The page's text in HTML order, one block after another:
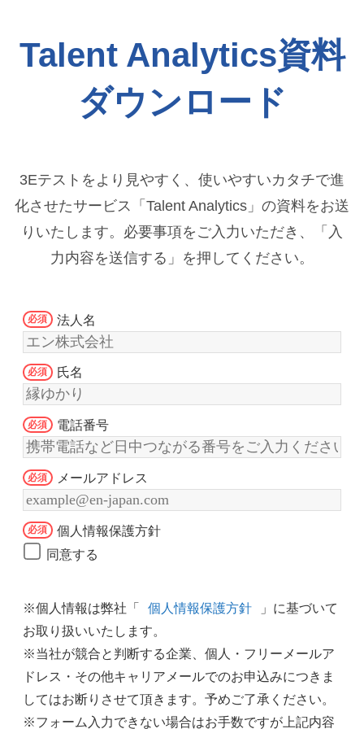
Talent Analytics資料
ダウンロード
3Eテストをより見やすく、使いやすいカタチで進
化させたサービス「Talent Analytics」の資料をお送
りいたします。必要事項をご入力いただき、「入
力内容を送信する」を押してください。
法人名
氏名
電話番号
メールアドレス
個人情報保護方針
同意する
※個人情報は弊社「 個人情報保護方針
」に基づいて
お取り扱いいたします。
※当社が競合と判断する企業、個人・フリーメールア
ドレス・その他キャリアメールでのお申込みにつきま
してはお断りさせて頂きます。予めご了承ください。
※フォーム入力できない場合はお手数ですが上記内容